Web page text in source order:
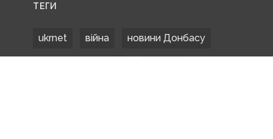
ТЕГИ
ukrnet війна новини Донбасу